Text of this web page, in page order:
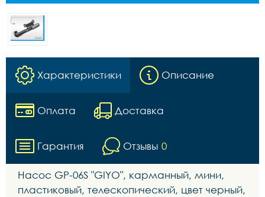
Характеристики Описание
Оплата Доставка
Гарантия Отзывы 0
Насос GР-06S "GIYO", карманный, мини,
пластиковый, телескопический, цвет черный,